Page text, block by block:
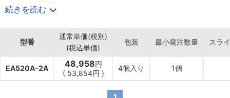
・フレーム材質…スチール
・重量…約1.97kg×4台
・車輪…自在×3個×4台
・ナイロンキャスター…直径50×18mm
・プラットホームには滑り止めパッド付
・家具等、箱形の物を動かす時に便利です。
・角当て形状で、サイズを問わず使用できます。
続きを読む
型番
通常単価(税別)
(税込単価)
包装 最小発注数量 スラ
EA520A-2A 48,958円
( 53,854円 )
4個入り 1個